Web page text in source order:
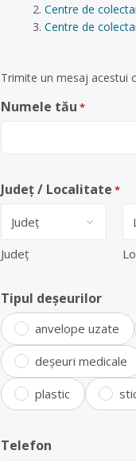
Centre de
Centre de
Trimite un mesaj acestui
Numele tău *
Județ / Localitate *
Județ
Tipul deșeurilor
anvelope uzate
deșeuri medicale
plastic
Telefon